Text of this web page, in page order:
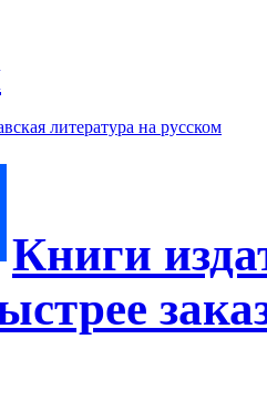
литература на русском
Книги